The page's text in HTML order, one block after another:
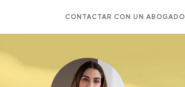
CONTACTAR CON UN ABOGADO